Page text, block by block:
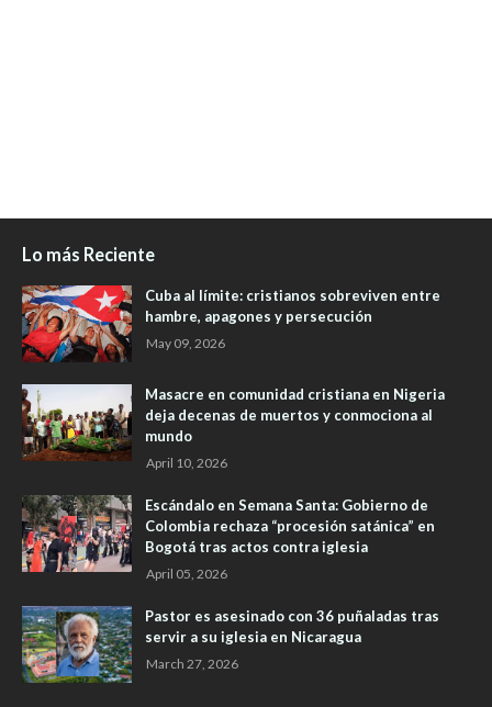
Lo más Reciente
Cuba al límite: cristianos sobreviven entre
hambre, apagones y persecución
May 09, 2026
Masacre en comunidad cristiana en Nigeria
deja decenas de muertos y conmociona al
mundo
April 10, 2026
Escándalo en Semana Santa: Gobierno de
Colombia rechaza “procesión satánica” en
Bogotá tras actos contra iglesia
April 05, 2026
Pastor es asesinado con 36 puñaladas tras
servir a su iglesia en Nicaragua
March 27, 2026